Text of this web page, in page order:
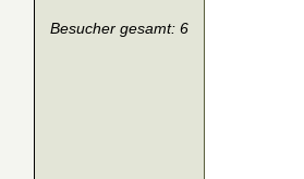
Besucher gesamt: 6